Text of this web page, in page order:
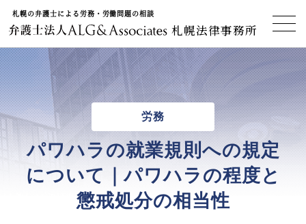
札幌の弁護士による労務・労働問題の相談
札幌法律事務所
労務
パワハラの就業規則への規定
について｜パワハラの程度と
懲戒処分の相当性